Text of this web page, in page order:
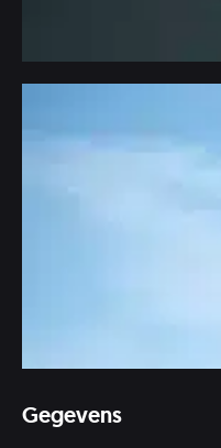
Gegevens